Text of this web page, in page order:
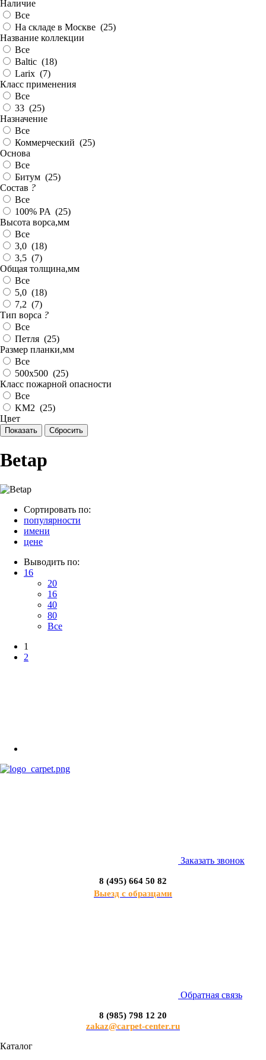
Наличие
Все
На складе в Москве (25)
Название коллекции
Все
Baltic (18)
Larix (7)
Класс применения
Все
33 (25)
Назначение
Все
Коммерческий (25)
Основа
Все
Битум (25)
Состав ?
Все
100% PA (25)
Высота ворса,мм
Все
3,0 (18)
3,5 (7)
Общая толщина,мм
Все
5,0 (18)
7,2 (7)
Тип ворса ?
Все
Петля (25)
Размер планки,мм
Все
500х500 (25)
Класс пожарной опасности
Все
KM2 (25)
Цвет
Betap
Сортировать по:
популярности
имени
цене
Выводить по:
16
20
16
40
80
Все
1
2
Заказать звонок
8 (495) 664 50 82
Выезд с образцами
Обратная связь
8 (985) 798 12 20
zakaz@carpet-center.ru
Каталог